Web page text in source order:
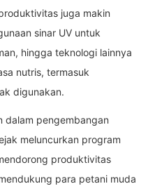
juga makin
sinar UV untuk
hingga teknologi lainnya
nutris, termasuk
digunakan.
dalam pengembangan
meluncurkan program
produktivitas
para petani muda